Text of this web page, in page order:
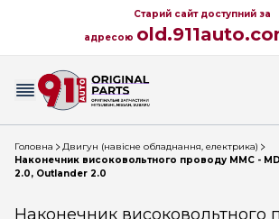
Старий сайт доступний за
адресою
Головна
Двигун (навісне обладнання, електрика)
Наконечник високовольтного проводу MMC -
2.0, Outlander 2.0
Наконечник високовольтного